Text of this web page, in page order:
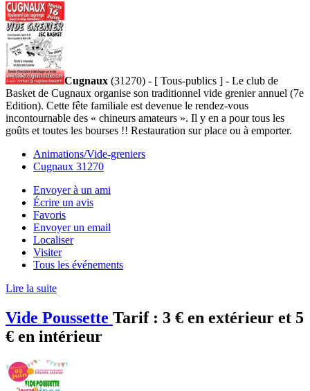
Cugnaux (31270) - [ Tous-publics ] - Le club de
Basket de Cugnaux organise son traditionnel vide grenier annuel (7e
Edition). Cette fête familiale est devenue le rendez-vous
incontournable des « chineurs amateurs ». Il y en a pour tous les
goûts et toutes les bourses !! Restauration sur place ou à emporter.
Animations/Vide-greniers
Cugnaux 31270
Envoyer à un ami
Écrire un avis
Favoris
Envoyer un email
Localiser
Visiter
Tous les événements
Lire la suite
Vide Poussette Tarif : 3 € en extérieur et 5
€ en intérieur